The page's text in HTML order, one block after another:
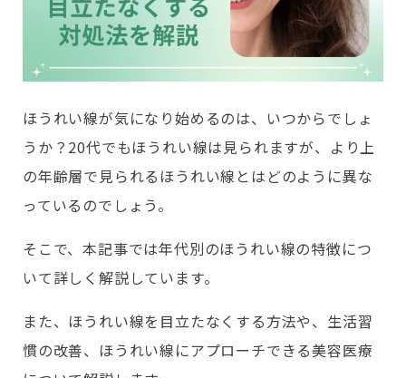
ほうれい線が気になり始めるのは、いつからでしょ
うか？20代でもほうれい線は見られますが、より上
の年齢層で見られるほうれい線とはどのように異な
っているのでしょう。
そこで、本記事では年代別のほうれい線の特徴につ
いて詳しく解説しています。
また、ほうれい線を目立たなくする方法や、生活習
慣の改善、ほうれい線にアプローチできる美容医療